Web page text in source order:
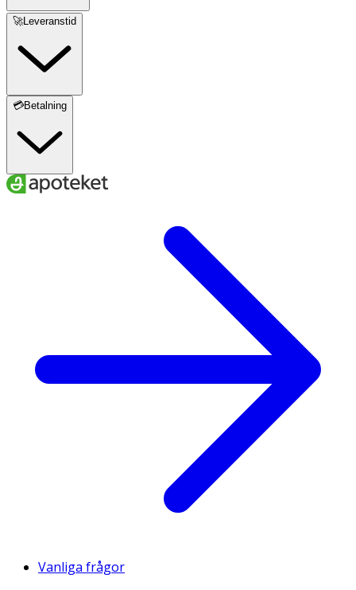
🚀Leveranstid
💳Betalning
Vanliga frågor